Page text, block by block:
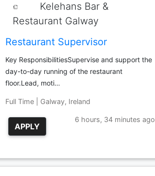
Kelehans Bar &
Restaurant Galway
Restaurant Supervisor
Key ResponsibilitiesSupervise and support the
day-to-day running of the restaurant
floor.Lead, moti…
Full Time | Galway, Ireland
APPLY
6 hours, 34 minutes ago